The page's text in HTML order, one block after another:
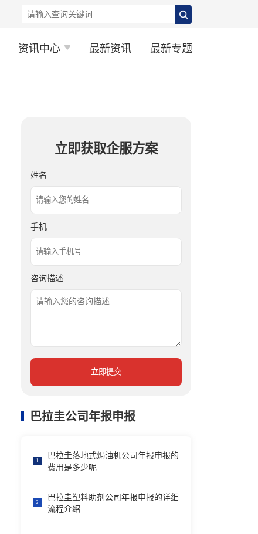
资讯中心 最新资讯 最新专题
立即获取企服方案
姓名
手机
咨询描述
立即提交
巴拉圭公司年报申报
1
巴拉圭落地式焗油机公司年报申报的
费用是多少呢
2
巴拉圭塑料助剂公司年报申报的详细
流程介绍